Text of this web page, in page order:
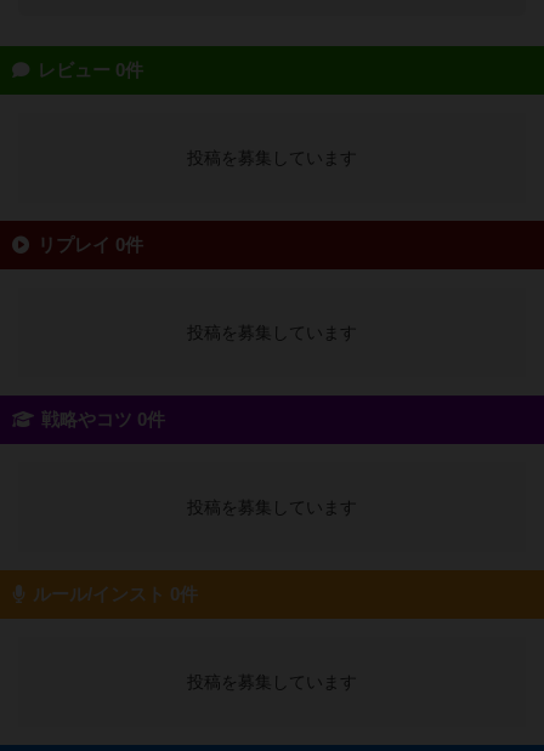
レビュー 0件
投稿を募集しています
リプレイ 0件
投稿を募集しています
戦略やコツ 0件
投稿を募集しています
ルール/インスト 0件
投稿を募集しています